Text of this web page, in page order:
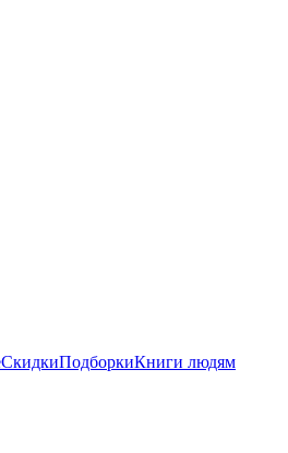
СкидкиПодборкиКниги людям